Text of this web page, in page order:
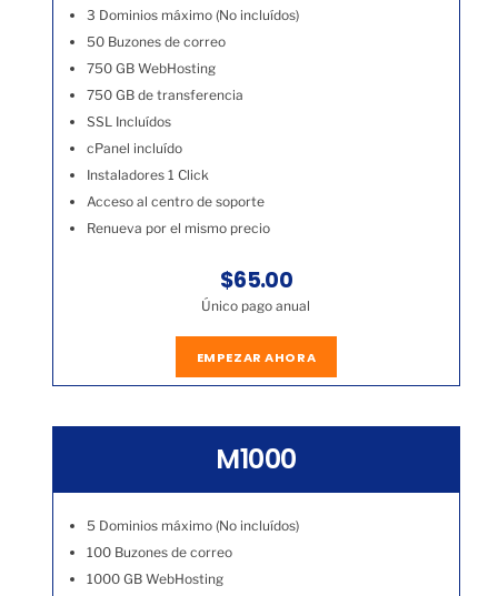
3 Dominios máximo (No incluídos)
50 Buzones de correo
750 GB WebHosting
750 GB de transferencia
SSL Incluídos
cPanel incluído
Instaladores 1 Click
Acceso al centro de soporte
Renueva por el mismo precio
$65.00
Único pago anual
EMPEZAR AHORA
M1000
5 Dominios máximo (No incluídos)
100 Buzones de correo
1000 GB WebHosting